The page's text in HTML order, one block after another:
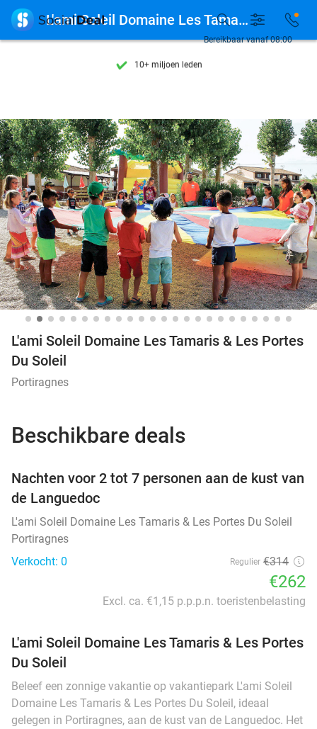
7 dagen per week beschikbaar
10+ miljoen leden
7 dagen per week beschikbaar
10+ miljoen leden
Bereikbaar vanaf 08:00
 L'ami Soleil Domaine Les Tamaris & Les Portes Du Soleil
L'ami Soleil Domaine Les Tamaris & Les Portes
Du Soleil
Portiragnes
Beschikbare deals
Nachten voor 2 tot 7 personen aan de kust van
de Languedoc
L'ami Soleil Domaine Les Tamaris & Les Portes Du Soleil
Portiragnes
Verkocht: 0
Regulier €314
€262
Excl. ca. €1,15 p.p.p.n. toeristenbelasting
L'ami Soleil Domaine Les Tamaris & Les Portes
Du Soleil
Beleef een zonnige vakantie op vakantiepark L'ami Soleil
Domaine Les Tamaris & Les Portes Du Soleil, ideaal
gelegen in Portiragnes, aan de kust van de Languedoc. Het